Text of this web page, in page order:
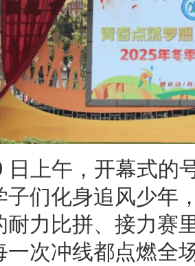
日上午，开幕式的
子们化身追风少年
耐力比拼、接力赛
一次冲线都点燃全